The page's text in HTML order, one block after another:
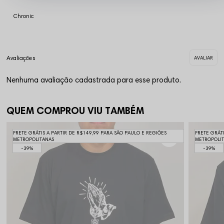
Chronic
Nenhuma avaliação cadastrada para esse produto.
QUEM COMPROU VIU TAMBÉM
39%
FRETE GRÁTIS A PARTIR DE R$149,99 PARA SÃO PAULO E REGIÕES
METROPOLITANAS
39%
FRETE